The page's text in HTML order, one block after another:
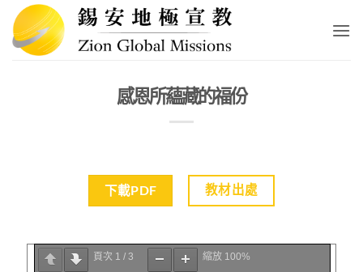
Skip
content
感恩所蘊藏的福份
下載PDF 教材出處
頁次 1 / 3 縮放 100%